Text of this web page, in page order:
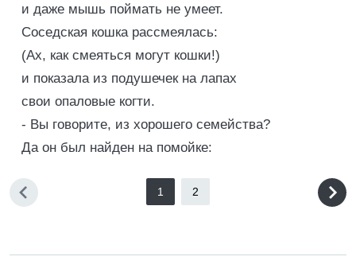
и даже мышь поймать не умеет.
Соседская кошка рассмеялась:
(Ах, как смеяться могут кошки!)
и показала из подушечек на лапах
свои опаловые когти.
- Вы говорите, из хорошего семейства?
Да он был найден на помойке:
1 2